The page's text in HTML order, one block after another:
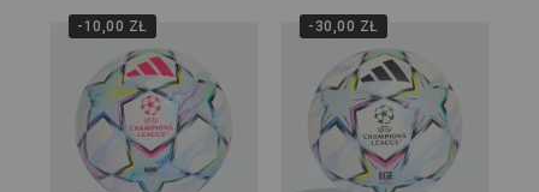
-10,00 ZŁ -30,00 ZŁ